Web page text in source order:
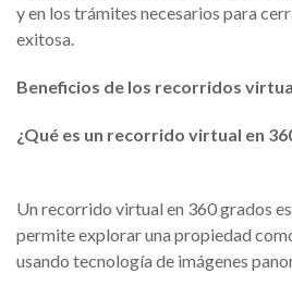
y en los trámites necesarios para
exitosa.
Beneficios de los recorridos
¿Qué es un recorrido virtual en
Un recorrido virtual en 360 grados
permite explorar una propiedad
usando tecnología de imágenes